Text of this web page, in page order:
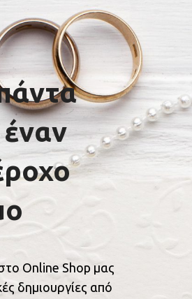
έναν
Online Shop μας
δημιουργίες από